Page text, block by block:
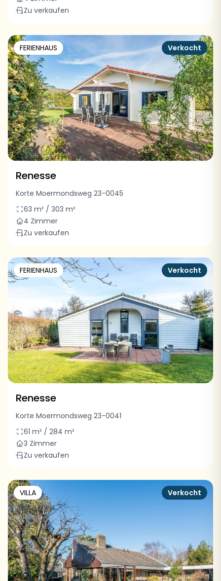
Zu verkaufen
FERIENHAUS Verkocht
Renesse
Korte Moermondsweg 23-0045
63 m² / 303 m²
4 Zimmer
Zu verkaufen
FERIENHAUS Verkocht
Renesse
Korte Moermondsweg 23-0041
61 m² / 284 m²
3 Zimmer
Zu verkaufen
VILLA Verkocht